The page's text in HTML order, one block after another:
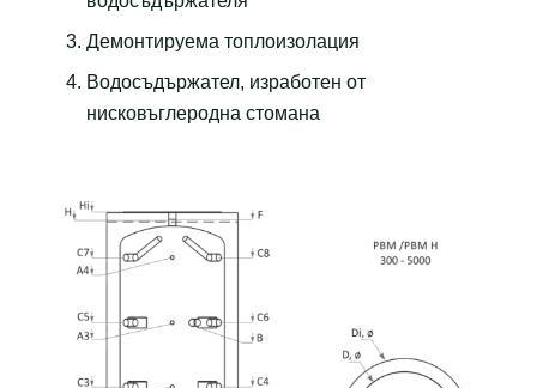
Демонтируема топлоизолация
Водосъдържател, изработен от
нисковъглеродна стомана